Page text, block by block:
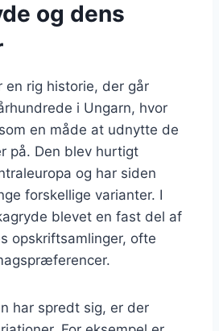
og dens
en rig historie, der går
i Ungarn, hvor
en måde at udnytte de
på. Den blev hurtigt
og har siden
forskellige varianter. I
blevet en fast del af
opskriftsamlinger, ofte
har spredt sig, er der